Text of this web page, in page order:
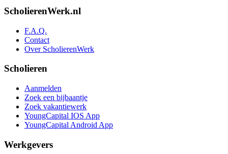
ScholierenWerk.nl
F.A.Q.
Contact
Over ScholierenWerk
Scholieren
Aanmelden
Zoek een bijbaantje
Zoek vakantiewerk
YoungCapital IOS App
YoungCapital Android App
Werkgevers